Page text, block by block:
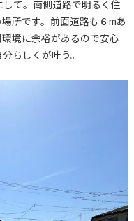
て。南側道路で明るく住
所です。前面道路も６mあ
境に余裕があるので安心
らしくが叶う。